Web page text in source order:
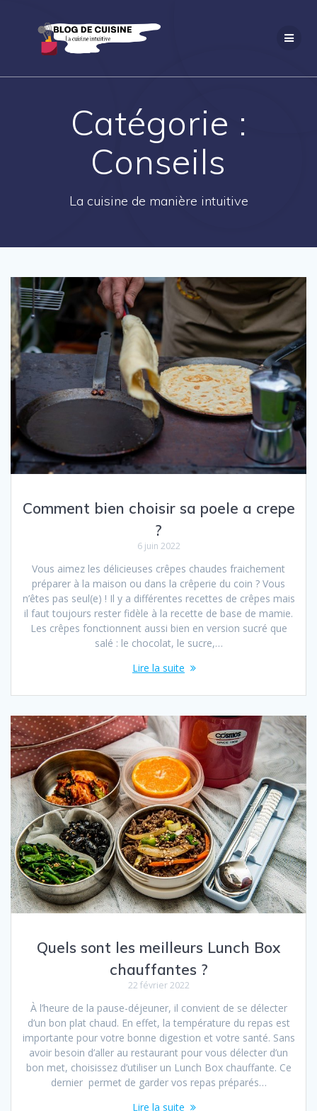
au
Catégorie :
Conseils
La cuisine de manière intuitive
Comment bien choisir sa poele a crepe
?
6 juin 2022
Vous aimez les délicieuses crêpes chaudes fraichement
préparer à la maison ou dans la crêperie du coin ? Vous
n’êtes pas seul(e) ! Il y a différentes recettes de crêpes mais
il faut toujours rester fidèle à la recette de base de mamie.
Les crêpes fonctionnent aussi bien en version sucré que
salé : le chocolat, le sucre,…
Lire la suite
Quels sont les meilleurs Lunch Box
chauffantes ?
22 février 2022
À l’heure de la pause-déjeuner, il convient de se délecter
d’un bon plat chaud. En effet, la température du repas est
importante pour votre bonne digestion et votre santé. Sans
avoir besoin d’aller au restaurant pour vous délecter d’un
bon met, choisissez d’utiliser un Lunch Box chauffante. Ce
dernier permet de garder vos repas préparés…
Lire la suite